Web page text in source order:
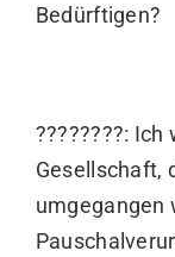
Bedürftigen?
????????:
Gesellschaft,
umgegangen